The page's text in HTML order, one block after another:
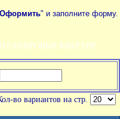
Оформить" и заполните форму.
ПЛАНИРОВКИ КВАРТИР
во вариантов на стр.